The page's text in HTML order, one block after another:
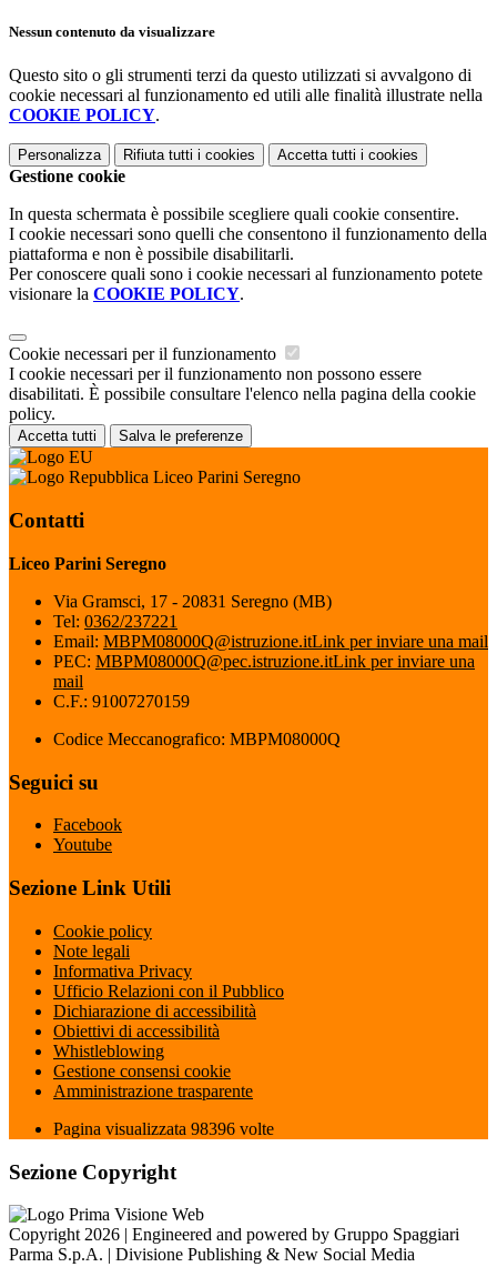
Nessun contenuto da visualizzare
Questo sito o gli strumenti terzi da questo utilizzati si avvalgono di
cookie necessari al funzionamento ed utili alle finalità illustrate nella
COOKIE POLICY.
Personalizza Rifiuta tutti i cookies Accetta tutti i cookies
Gestione cookie
In questa schermata è possibile scegliere quali cookie consentire.
I cookie necessari sono quelli che consentono il funzionamento della
piattaforma e non è possibile disabilitarli.
Per conoscere quali sono i cookie necessari al funzionamento potete
visionare la COOKIE POLICY.
Cookie necessari per il funzionamento
I cookie necessari per il funzionamento non possono essere
disabilitati. È possibile consultare l'elenco nella pagina della cookie
policy.
Accetta tutti Salva le preferenze
Liceo Parini Seregno
Contatti
Liceo Parini Seregno
Via Gramsci, 17 - 20831 Seregno (MB)
Tel: 0362/237221
Email: MBPM08000Q@istruzione.itLink per inviare una mail
PEC: MBPM08000Q@pec.istruzione.itLink per inviare una
mail
C.F.: 91007270159
Codice Meccanografico: MBPM08000Q
Seguici su
Facebook
Youtube
Sezione Link Utili
Cookie policy
Note legali
Informativa Privacy
Ufficio Relazioni con il Pubblico
Dichiarazione di accessibilità
Obiettivi di accessibilità
Whistleblowing
Gestione consensi cookie
Amministrazione trasparente
Pagina visualizzata 98396 volte
Sezione Copyright
Copyright 2026 | Engineered and powered by Gruppo Spaggiari
Parma S.p.A. | Divisione Publishing & New Social Media